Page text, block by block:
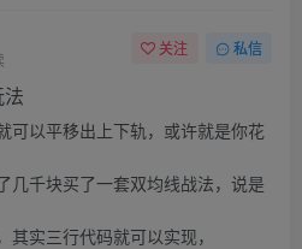
关注 私信
可以平移出上下轨，或许就是你花
几千块买了一套双均线战法，说是
实三行代码就可以实现，